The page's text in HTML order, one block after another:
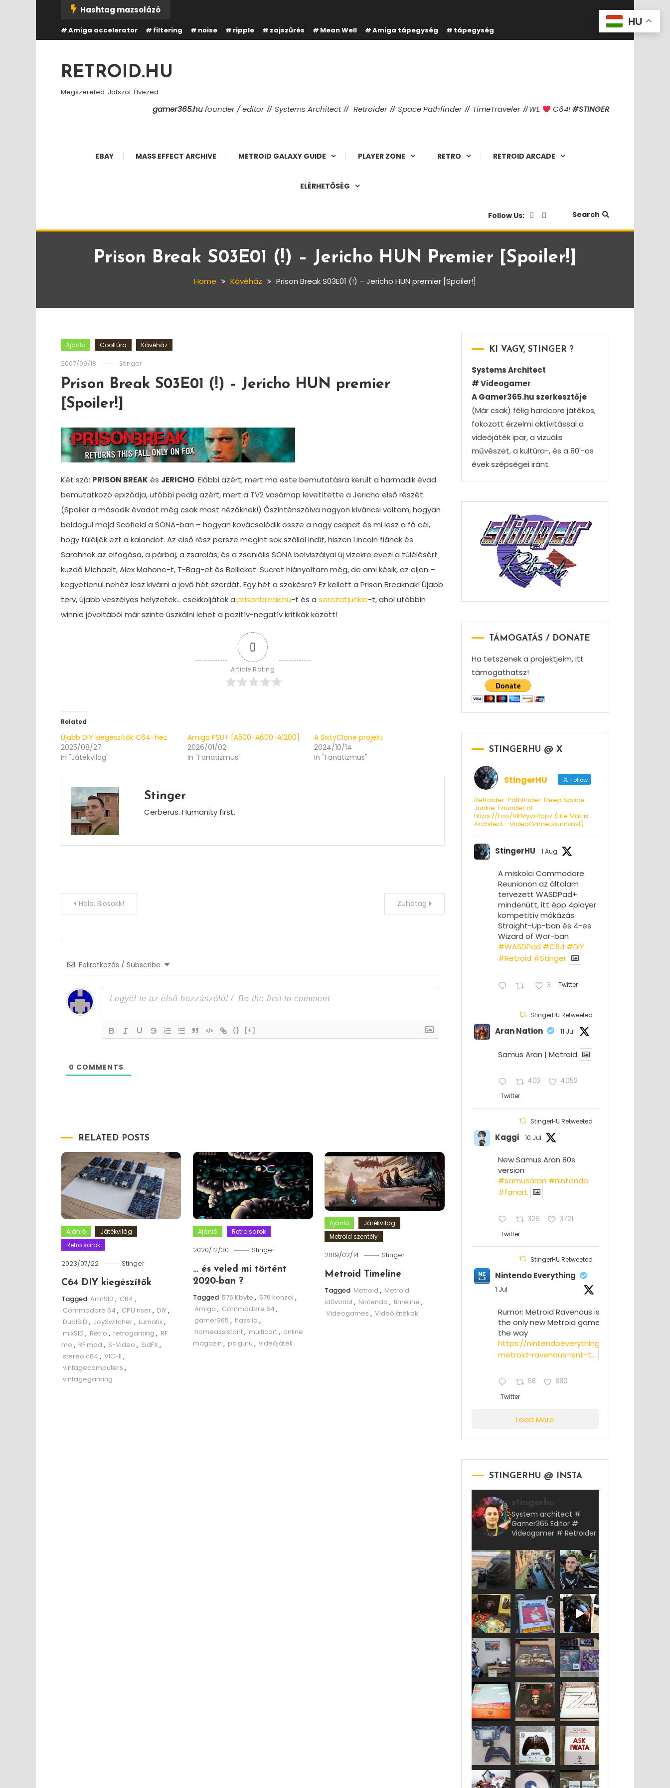
Content
Hashtag mazsolázó
Amiga accelerator filtering noise ripple zajszűrés Mean Well Amiga tápegység tápegység
RETROID.HU
Megszereted. Játszol. Élvezed.
gamer365.hufounder / editor # Systems Architect # Retroider # Space Pathfinder # TimeTraveler #WE C64!#STINGER
EBAY MASS EFFECT ARCHIVE METROID GALAXY GUIDE PLAYER ZONE RETRO RETROID ARCADE
ELÉRHETŐSÉG
Follow Us: Search
Prison Break S03E01 (!) – Jericho HUN Premier [Spoiler!]
Home Kávéház Prison Break S03E01 (!) – Jericho HUN premier [Spoiler!]
Ajánló Cooltúra Kávéház
2007/09/18 Stinger
Prison Break S03E01 (!) – Jericho HUN premier
[Spoiler!]
Két szó: PRISON BREAK és JERICHO. Előbbi azért, mert ma este bemutatásra került a harmadik évad
bemutatkozó epizódja, utóbbi pedig azért, mert a TV2 vasárnap levetítette a Jericho első részét.
(Spoiler a második évadot még csak most nézőknek!) Őszinténszólva nagyon kíváncsi voltam, hogyan
boldogul majd Scofield a SONA-ban – hogyan kovácsolódik össze a nagy csapat és mi lesz a fő cél,
hogy túléljék ezt a kalandot. Az első rész persze megint sok szállal indít, hiszen Lincoln fiának és
Sarahnak az elfogása, a párbaj, a zsarolás, és a zseniális SONA belviszályai új vizekre evezi a túlélésért
küzdő Michaelt, Alex Mahone-t, T-Bag-et és Bellicket. Sucret hiányoltam még, de ami késik, az eljön –
kegyetlenül nehéz lesz kivárni a jövő hét szerdát. Egy hét a szökésre? Ez kellett a Prison Breaknak! Újabb
terv, újabb veszélyes helyzetek… csekkoljátok a prisonbreak.hu-t és a sorozatjunkie-t, ahol utóbbin
winnie jóvoltából már szinte úszkálni lehet a pozitív-negatív kritikák között!
0
Article Rating
Related
Újabb DIY kiegészítők C64-hez
2025/08/27
In "Játékvilág"
Amiga PSU+ [A500-A600-A1200]
2026/01/02
In "Fanatizmus"
A SixtyClone projekt
2024/10/14
In "Fanatizmus"
Stinger
Cerberus. Humanity first.
PostHalo, Biosokk! Zuhatag
Feliratkozás / Subscribe
{} [+]
0 COMMENTS
RELATED POSTS
Ajánló
Játékvilág
Retro sarok
2023/07/22 Stinger
C64 DIY kiegészítők
Tagged ArmSID , C64 ,
Commodore 64 , CPU riser, DIY,
DualSID , JoySwitcher, Lumafix,
mixSID , Retro , retrogaming , RF
mo , RF mod , S-Video , SidFX ,
stereo c64 , VIC-II ,
vintagecomputers ,
vintagegaming
Ajánló Retro sarok
2020/12/30 Stinger
… és veled mi történt
2020-ban ?
Tagged 576 Kbyte , 576 konzol ,
Amiga , Commodore 64 ,
gamer365 , hass.io ,
homeassistant, multicart, online
magazin , pc guru , videójáték
Ajánló
Játékvilág
Metroid szentély
2019/02/14 Stinger
Metroid Timeline
Tagged Metroid , Metroid
idővonal , Nintendo , timeline ,
Videogames , Videójátékok
KI VAGY, STINGER ?
Systems Architect
# Videogamer
A Gamer365.hu szerkesztője
(Már csak) félig hardcore játékos,
fokozott érzelmi aktivitással a
videójáték ipar, a vizuális
művészet, a kultúra-, és a 80'-as
évek szépségei iránt.
TÁMOGATÁS / DONATE
Ha tetszenek a projektjeim, itt
támogathatsz!
STINGERHU @ X
StingerHU Follow
Retroider. Pathfinder. Deep Space
Junkie. Founder of
https://t.co/VkMyvx4ppz (Life Matrix:
Architect - VideoGameJournalist)
StingerHU 1 Aug
A miskolci Commodore
Reunionon az általam
tervezett WASDPad+
mindenütt, itt épp 4player
kompetitív mókázás
Straight-Up-ban és 4-es
Wizard of Wor-ban
#WASDPad #C64 #DIY
#Retroid #Stinger
3 Twitter
StingerHU Retweeted
Aran Nation 11 Jul
Samus Aran | Metroid
402 4052
Twitter
StingerHU Retweeted
Kaggi 10 Jul
New Samus Aran 80s
version
#samusaran #nintendo
#fanartㅤㅤㅤㅤ
326 3721
Twitter
StingerHU Retweeted
Nintendo Everything
1 Jul
Rumor: Metroid Ravenous isn’t
the only new Metroid game on
the way
https://nintendoeverything.com/rumor-
metroid-ravenous-isnt-t...
68 880
Twitter
Load More
STINGERHU @ INSTA
stingerhu
System architect #
Gamer365 Editor #
Videogamer # Retroider
HU